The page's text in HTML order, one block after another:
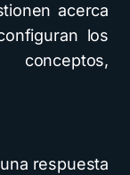
acerca
los
conceptos,
respuesta